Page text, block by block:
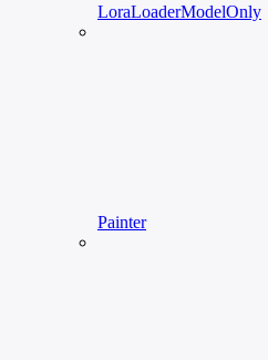
LoraLoaderModelOnly
Painter